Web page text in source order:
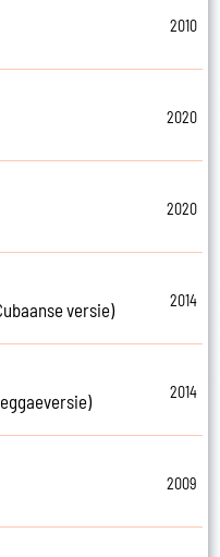
2010
2020
2020
versie)
2014
2014
2009